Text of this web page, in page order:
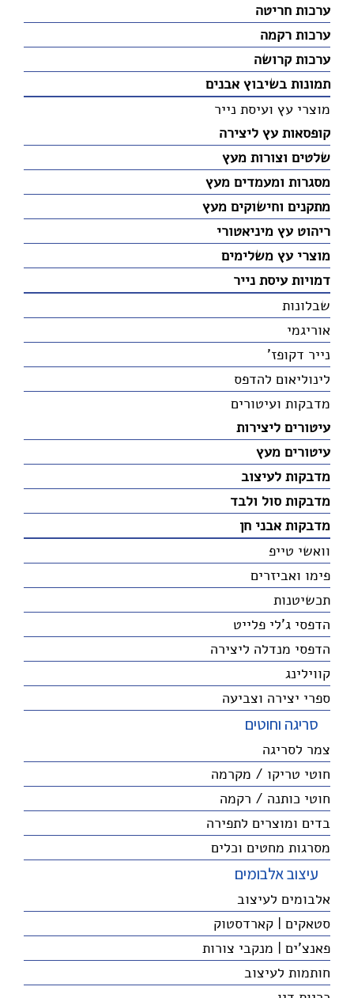
ערכות חריטה
ערכות רקמה
ערכות קרושה
תמונות בשיבוץ אבנים
מוצרי עץ ועיסת נייר
קופסאות עץ ליצירה
שלטים וצורות מעץ
מסגרות ומעמדים מעץ
מתקנים וחישוקים מעץ
ריהוט עץ מיניאטורי
מוצרי עץ משלימים
דמויות עיסת נייר
שבלונות
אוריגמי
נייר דקופז'
לינוליאום להדפס
מדבקות ועיטורים
עיטורים ליצירות
עיטורים מעץ
מדבקות לעיצוב
מדבקות סול ולבד
מדבקות אבני חן
וואשי טייפ
פימו ואביזרים
תכשיטנות
הדפסי ג'לי פלייט
הדפסי מנדלה ליצירה
קווילינג
ספרי יצירה וצביעה
סריגה וחוטים
צמר לסריגה
חוטי טריקו / מקרמה
חוטי כותנה / רקמה
בדים ומוצרים לתפירה
מסרגות מחטים וכלים
עיצוב אלבומים
אלבומים לעיצוב
סטאקים | קארדסטוק
פאנצ'ים | מנקבי צורות
חותמות לעיצוב